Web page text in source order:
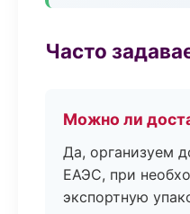
Часто
Можно ли
Да, организуем
ЕАЭС, при
экспортную